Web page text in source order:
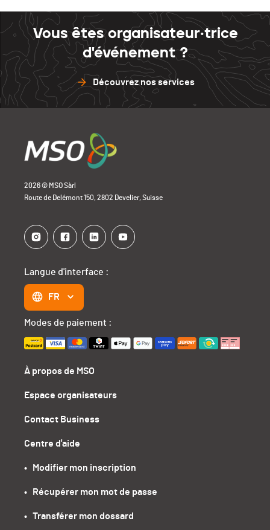
Vous êtes organisateur·trice
d'événement ?
Découvrez nos services
2026 © MSO Sàrl
Route de Delémont 150, 2802 Develier, Suisse
À propos de MSO
Espace organisateurs
Contact Business
Centre d'aide
•   Modifier mon inscription
•   Récupérer mon mot de passe
•   Transférer mon dossard
Langue d'interface :
FR
Modes de paiement :